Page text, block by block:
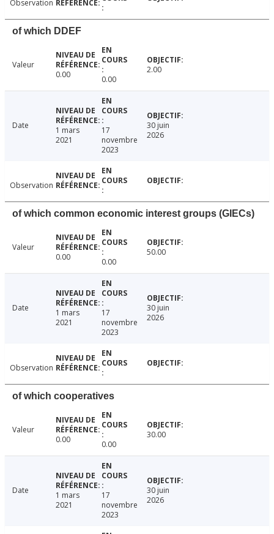
Observation
of which DDEF
Valeur
0.00
0.00
2.00
Date
1 mars
2021
17
novembre
2023
30 juin
2026
Observation
of which common economic interest groups (GIECs)
Valeur
0.00
0.00
50.00
Date
1 mars
2021
17
novembre
2023
30 juin
2026
Observation
of which cooperatives
Valeur
0.00
0.00
30.00
Date
1 mars
2021
17
novembre
2023
30 juin
2026